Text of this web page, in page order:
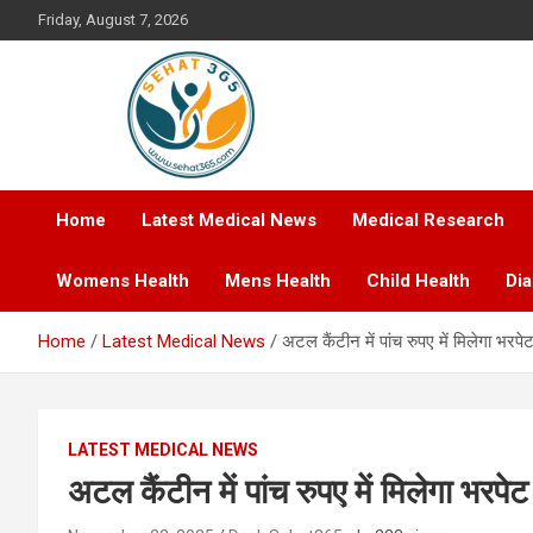
to
Friday, August 7, 2026
Sehat365
Your's Complete Health Guide
Home
Latest Medical News Medical Research
Womens Health Mens Health Child Health
Home Latest Medical News अटल कैंटीन में पांच रुपए में मिलेगा
LATEST MEDICAL NEWS
अटल कैंटीन में पांच रुपए में मिलेगा भरपेट